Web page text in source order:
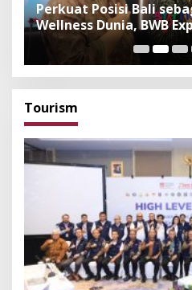
Perkuat Posisi Bali
Wellness Dunia, BWB
Exhibitor Nasional dan
Tourism